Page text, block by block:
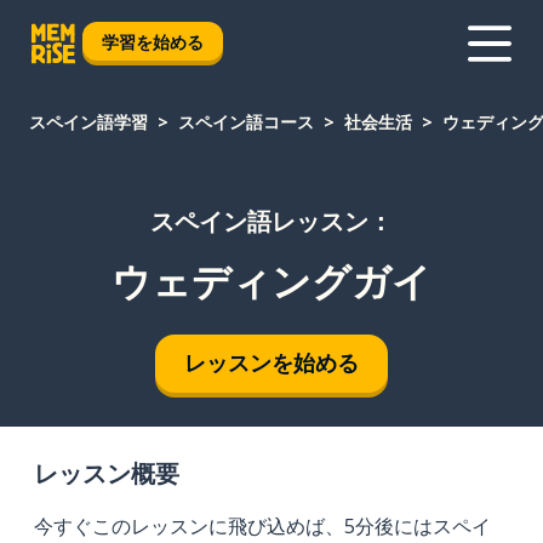
学習を始める
スペイン語学習 スペイン語コース 社会生活 ウェディン
スペイン語レッスン：
ウェディングガイ
レッスンを始める
レッスン概要
今すぐこのレッスンに飛び込めば、5分後にはスペイ